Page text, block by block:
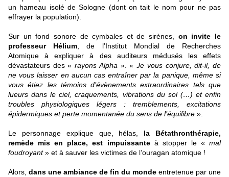
un hameau isolé de Sologne (dont on tait le nom pour ne pas
effrayer la population).
Sur un fond sonore de cymbales et de sirènes, on invite le
professeur Hélium , de l’Institut Mondial de Recherches
Atomique à expliquer à des auditeurs médusés les effets
dévastateurs des «rayons Alpha ». «Je vous conjure, dit-il, de
ne vous laisser en aucun cas entraîner par la panique, même si
vous étiez les témoins d’évènements extraordinaires tels que
lueurs dans le ciel, craquements, vibrations du sol (…) et enfin
troubles physiologiques légers : tremblements, excitations
épidermiques et perte momentanée du sens de l’équilibre ».
Le personnage explique que, hélas, la Bétathronthérapie,
remède mis en place, est impuissanteà stopper le « mal
foudroyant» et à sauver les victimes de l’ouragan atomique !
Alors, dans une ambiance de fin du monde entretenue par une